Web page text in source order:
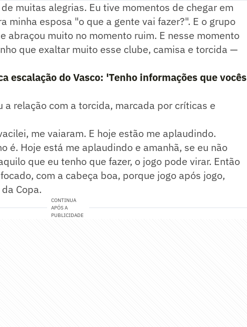
muitas alegrias. Eu tive momentos de chegar em
minha esposa "o que a gente vai fazer?". E o grupo
abraçou muito no momento ruim. E nesse momento
que exaltar muito esse clube, camisa e torcida —
escalação do Vasco: 'Tenho informações que vocês
a relação com a torcida, marcada por críticas e
me vaiaram. E hoje estão me aplaudindo.
é. Hoje está me aplaudindo e amanhã, se eu não
que eu tenho que fazer, o jogo pode virar. Então
com a cabeça boa, porque jogo após jogo,
Copa.
CONTINUA
APÓS A
PUBLICIDADE